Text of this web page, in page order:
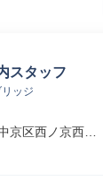
スタッフ
ッジ
京区西ノ京西円